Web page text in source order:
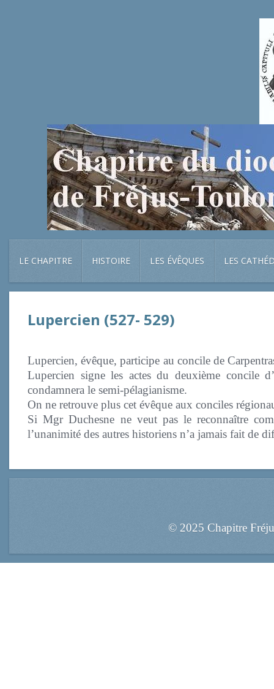
LE CHAPITRE HISTOIRE LES ÉVÊQUES LES
Lupercien (527- 529)
Lupercien, évêque, participe au concile de
Lupercien signe les actes du deuxième concile
condamnera le semi-pélagianisme.
On ne retrouve plus cet évêque aux conciles
Si Mgr Duchesne ne veut pas le reconnaître
l’unanimité des autres historiens n’a jamais fait de
© 2025 Chapitre